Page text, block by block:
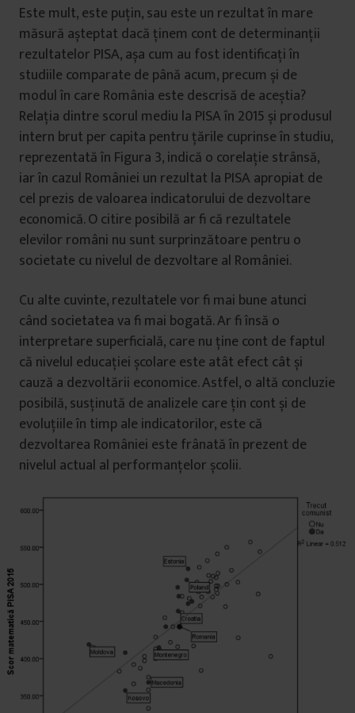
Este mult, este puțin, sau este un rezultat în mare
măsură așteptat dacă ținem cont de determinanții
rezultatelor PISA, așa cum au fost identificați în
studiile comparate de până acum, precum și de
modul în care România este descrisă de aceștia?
Relația dintre scorul mediu la PISA în 2015 și produsul
intern brut per capita pentru țările cuprinse în studiu,
reprezentată în Figura 3, indică o corelație strânsă,
iar în cazul României un rezultat la PISA apropiat de
cel prezis de valoarea indicatorului de dezvoltare
economică. O citire posibilă ar fi că rezultatele
elevilor români nu sunt surprinzătoare pentru o
societate cu nivelul de dezvoltare al României.
Cu alte cuvinte, rezultatele vor fi mai bune atunci
când societatea va fi mai bogată. Ar fi însă o
interpretare superficială, care nu ține cont de faptul
că nivelul educației școlare este atât efect cât și
cauză a dezvoltării economice. Astfel, o altă concluzie
posibilă, susținută de analizele care țin cont și de
evoluțiile în timp ale indicatorilor, este că
dezvoltarea României este frânată în prezent de
nivelul actual al performanțelor școlii.